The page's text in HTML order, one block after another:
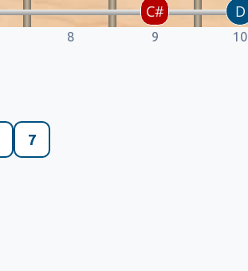
8 9 10
7